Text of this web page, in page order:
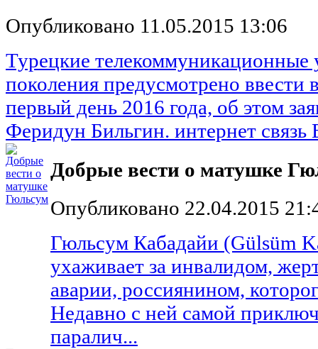
Опубликовано 11.05.2015 13:06
Турецкие телекоммуникационные
поколения предусмотрено ввести
первый день 2016 года, об этом
Феридун Бильгин. интернет связь
Добрые вести о матушке
Опубликовано 22.04.2015
Гюльсум Кабадайи (Gülsüm
ухаживает за инвалидом,
аварии, россиянином,
Недавно с ней самой
паралич...